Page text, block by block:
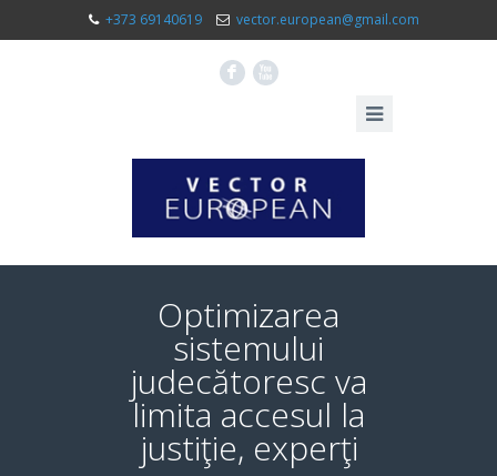
+373 69140619 vector.european@gmail.com
F X
Optimizarea
sistemului
judecătoresc va
limita accesul la
justiţie, experţi